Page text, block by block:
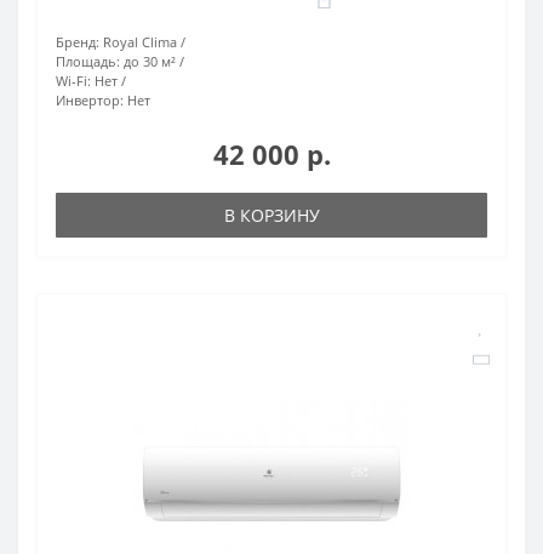
Бренд: Royal Clima
Площадь: до 30 м²
Wi-Fi: Нет
Инвертор: Нет
42 000 р.
В КОРЗИНУ